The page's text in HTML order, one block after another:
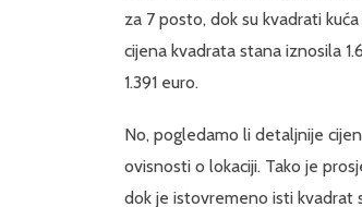
za 7 posto, dok su kvadrati
cijena kvadrata stana iznosila
1.391 euro.
No, pogledamo li detaljnije
ovisnosti o lokaciji. Tako je
dok je istovremeno isti kvadrat